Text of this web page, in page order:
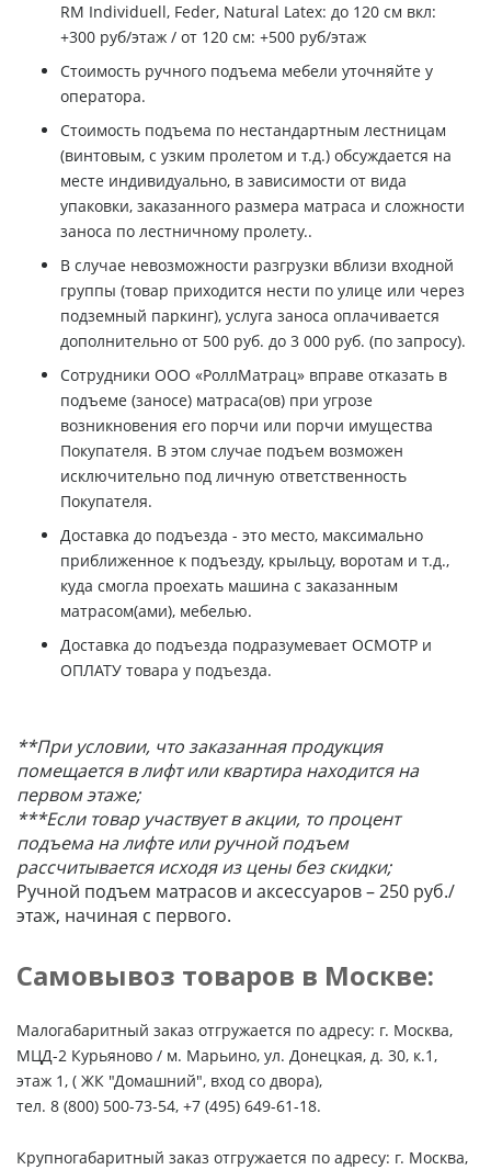
RM Individuell, Feder, Natural Latex: до 120 см вкл:
+300 руб/этаж / от 120 см: +500 руб/этаж
Стоимость ручного подъема мебели уточняйте у
оператора.
Стоимость подъема по нестандартным лестницам
(винтовым, с узким пролетом и т.д.) обсуждается на
месте индивидуально, в зависимости от вида
упаковки, заказанного размера матраса и сложности
заноса по лестничному пролету..
В случае невозможности разгрузки вблизи входной
группы (товар приходится нести по улице или через
подземный паркинг), услуга заноса оплачивается
дополнительно от 500 руб. до 3 000 руб. (по запросу).
Сотрудники ООО «РоллМатрац» вправе отказать в
подъеме (заносе) матраса(ов) при угрозе
возникновения его порчи или порчи имущества
Покупателя. В этом случае подъем возможен
исключительно под личную ответственность
Покупателя.
Доставка до подъезда - это место, максимально
приближенное к подъезду, крыльцу, воротам и т.д.,
куда смогла проехать машина с заказанным
матрасом(ами), мебелью.
Доставка до подъезда подразумевает ОСМОТР и
ОПЛАТУ товара у подъезда.
**При условии, что заказанная продукция
помещается в лифт или квартира находится на
первом этаже;
***Если товар участвует в акции, то процент
подъема на лифте или ручной подъем
рассчитывается исходя из цены без скидки;
Ручной подъем матрасов и аксессуаров – 250 руб./
этаж, начиная с первого.
Самовывоз товаров в Москве:
Малогабаритный заказ отгружается по адресу: г. Москва,
МЦД-2 Курьяново / м. Марьино, ул. Донецкая, д. 30, к.1,
этаж 1, ( ЖК "Домашний", вход со двора),
тел. 8 (800) 500-73-54, +7 (495) 649-61-18.
Крупногабаритный заказ отгружается по адресу: г. Москва,